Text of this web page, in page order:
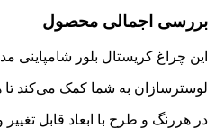
بررسی اجمالی محصول
این چراغ کریستال بلور شامپاینی مدرن در رنگ آبکاری طلایی و قطر 25 سانتی
لوسترسازان به شما کمک می‌کند تا
در هررنگ و طرح با ابعاد قابل